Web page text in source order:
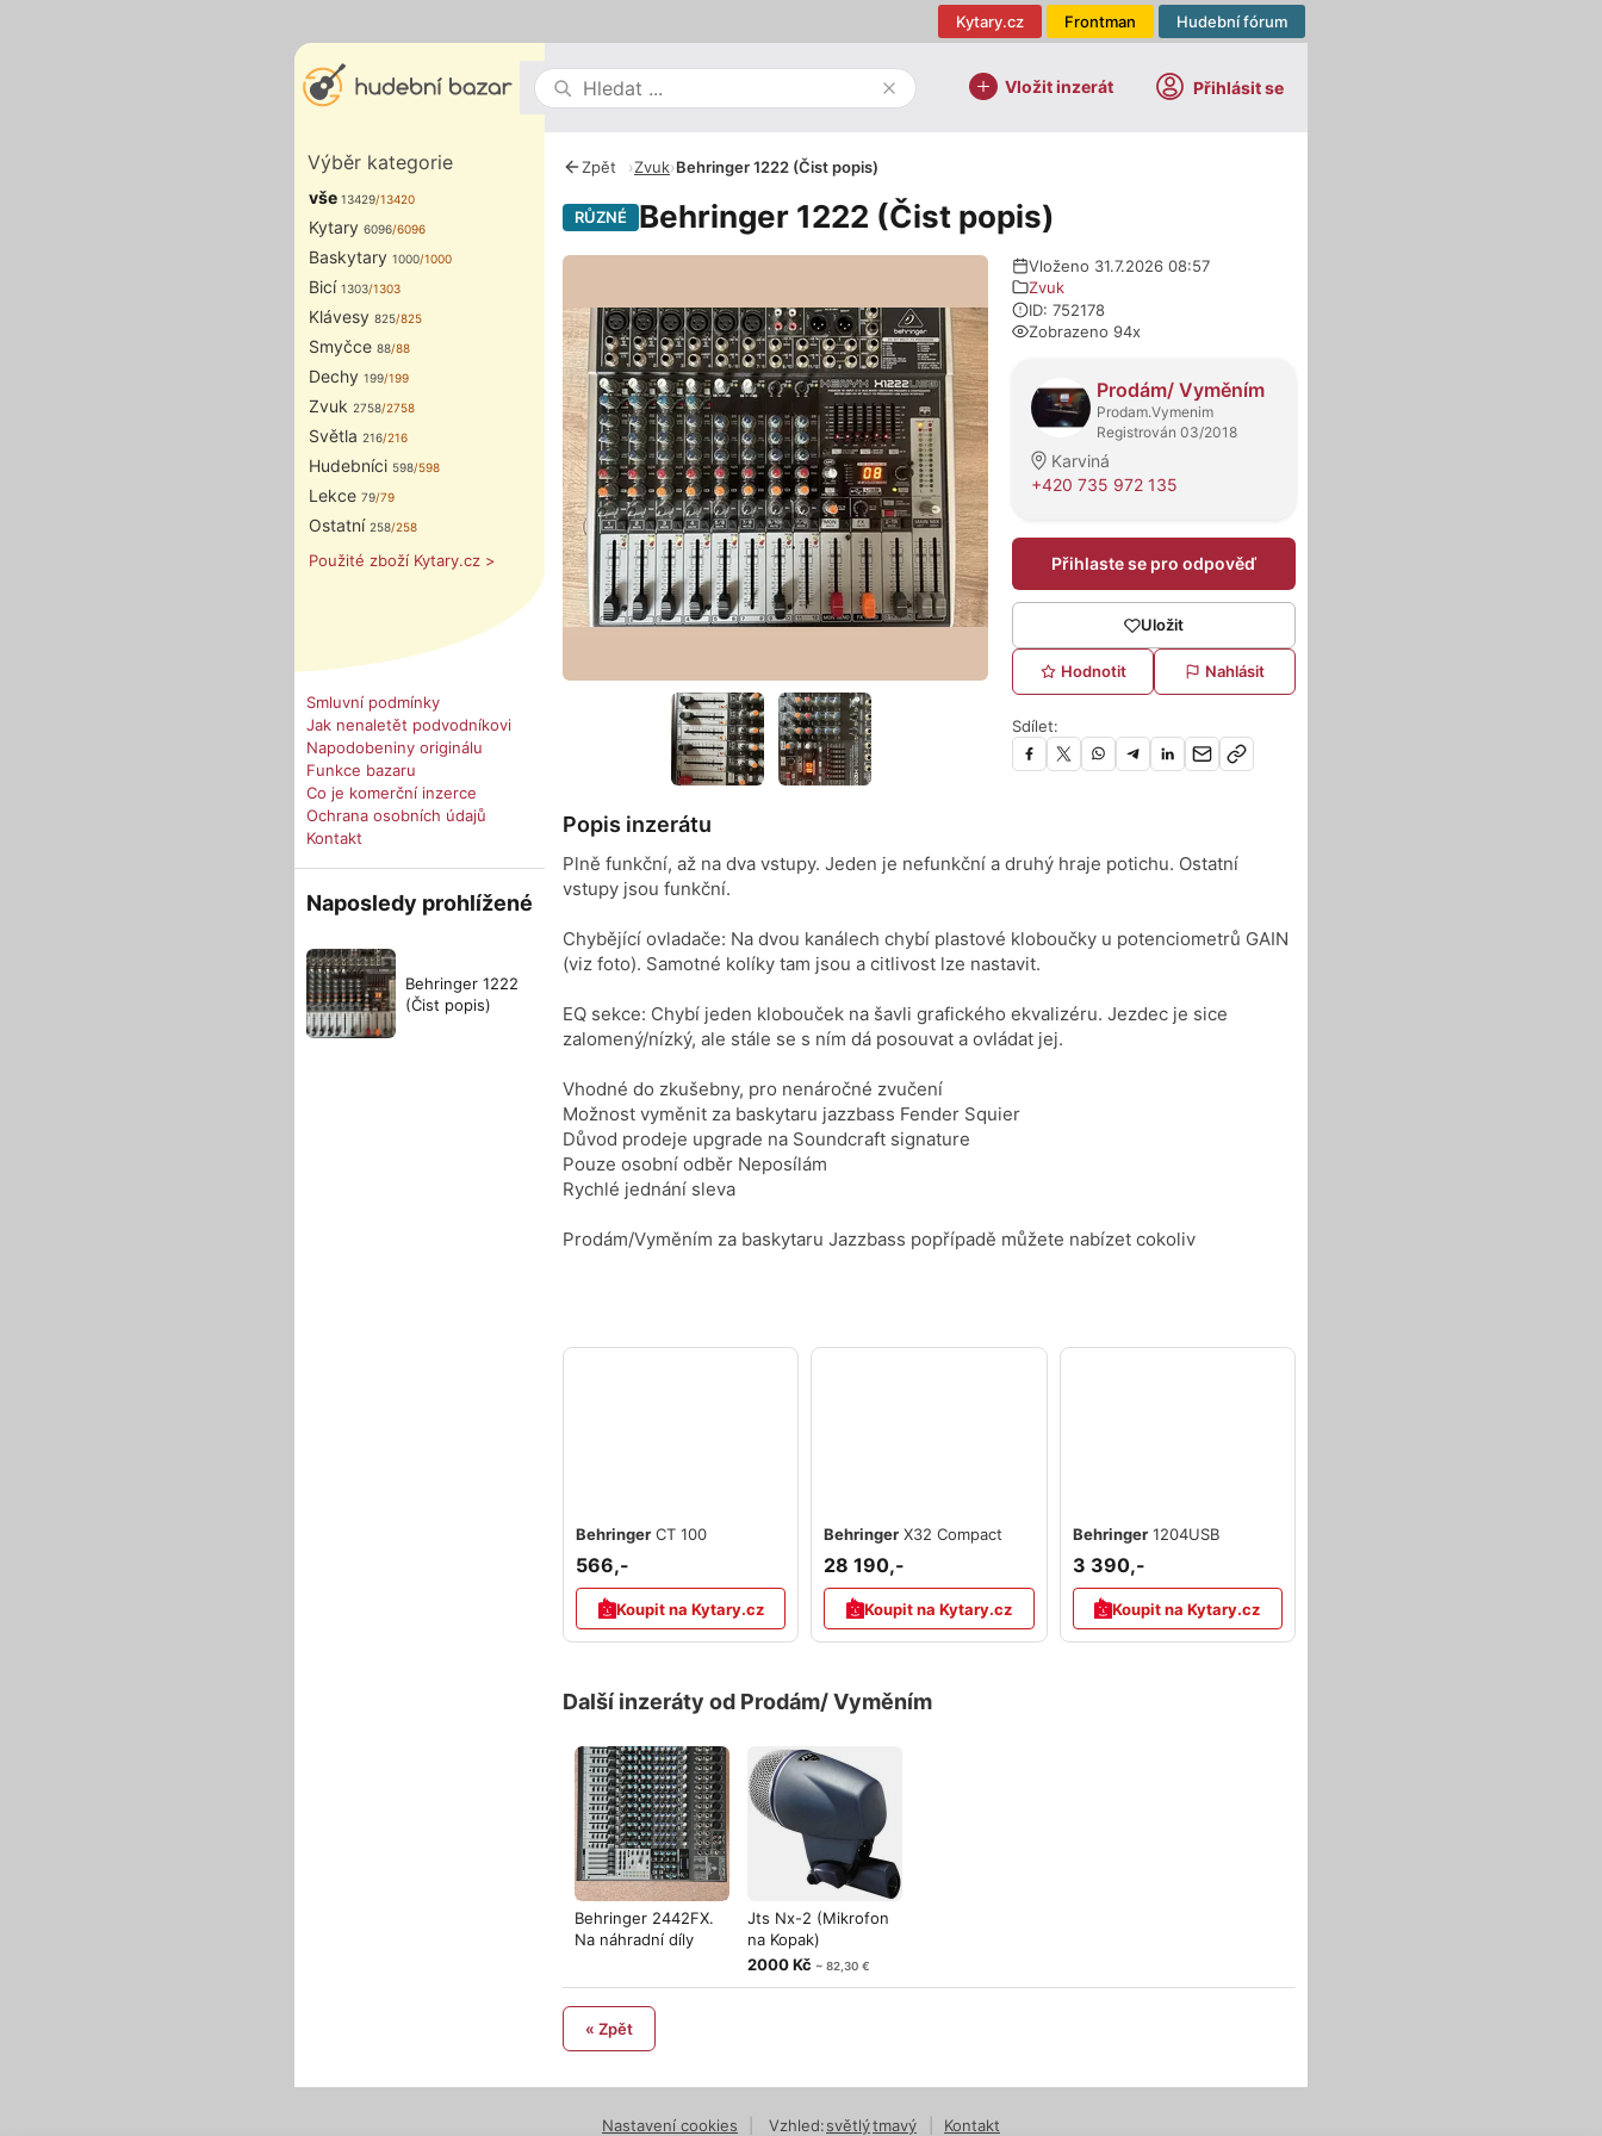
Hudební fórum
Frontman
Kytary.cz
Vložit inzerát Přihlásit se
Výběr kategorie
vše 13429/13420
Kytary 6096/6096
Baskytary 1000/1000
Bicí 1303/1303
Klávesy 825/825
Smyčce 88/88
Dechy 199/199
Zvuk 2758/2758
Světla 216/216
Hudebníci 598/598
Lekce 79/79
Ostatní 258/258
Použité zboží Kytary.cz >
Smluvní podmínky
Jak nenaletět podvodníkovi
Napodobeniny originálu
Funkce bazaru
Co je komerční inzerce
Ochrana osobních údajů
Kontakt
Naposledy prohlížené
Behringer 1222
(Čist popis)
Zpět ›Zvuk›Behringer 1222 (Čist popis)
RŮZNÉ Behringer 1222 (Čist popis)
Fotografie
Vloženo 31.7.2026 08:57
Zvuk
ID: 752178
Zobrazeno 94x
Prodám/ Vyměním
Prodam.Vymenim
Registrován 03/2018
Karviná
+420 735 972 135
Přihlaste se pro odpověď
Uložit
Hodnotit Nahlásit
Sdílet:
Popis inzerátu
Plně funkční, až na dva vstupy. Jeden je nefunkční a druhý hraje potichu. Ostatní
vstupy jsou funkční.
Chybějící ovladače: Na dvou kanálech chybí plastové kloboučky u potenciometrů GAIN
(viz foto). Samotné kolíky tam jsou a citlivost lze nastavit.
EQ sekce: Chybí jeden klobouček na šavli grafického ekvalizéru. Jezdec je sice
zalomený/nízký, ale stále se s ním dá posouvat a ovládat jej.
Vhodné do zkušebny, pro nenáročné zvučení
Možnost vyměnit za baskytaru jazzbass Fender Squier
Důvod prodeje upgrade na Soundcraft signature
Pouze osobní odběr Neposílám
Rychlé jednání sleva
Prodám/Vyměním za baskytaru Jazzbass popřípadě můžete nabízet cokoliv
Behringer CT 100
566,-
Koupit na Kytary.cz
Behringer X32 Compact
28 190,-
Koupit na Kytary.cz
Behringer 1204USB
3 390,-
Koupit na Kytary.cz
Další inzeráty od Prodám/ Vyměním
Behringer 2442FX.
Na náhradní díly
Jts Nx-2 (Mikrofon
na Kopak)
2000 Kč ~ 82,30 €
« Zpět
Nastavení cookies Vzhled:světlýtmavý Kontakt